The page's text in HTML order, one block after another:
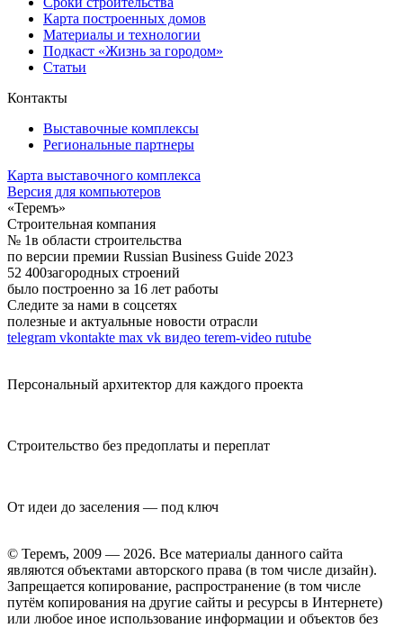
Карта построенных домов
Материалы и технологии
Подкаст «Жизнь за городом»
Статьи
Контакты
Выставочные комплексы
Региональные партнеры
Карта выставочного комплекса
Версия для компьютеров
«Теремъ»
Строительная компания
№ 1в области строительства
по версии премии Russian Business Guide 2023
52 400загородных строений
было построенно за 16 лет работы
Следите за нами в соцсетях
полезные и актуальные новости отрасли
telegram vkontakte max vk видео terem-video rutube
Персональный архитектор для каждого проекта
Строительство без предоплаты и переплат
От идеи до заселения — под ключ
© Теремъ, 2009 — 2026. Все материалы данного сайта
являются объектами авторского права (в том числе дизайн).
Запрещается копирование, распространение (в том числе
путём копирования на другие сайты и ресурсы в Интернете)
или любое иное использование информации и объектов без